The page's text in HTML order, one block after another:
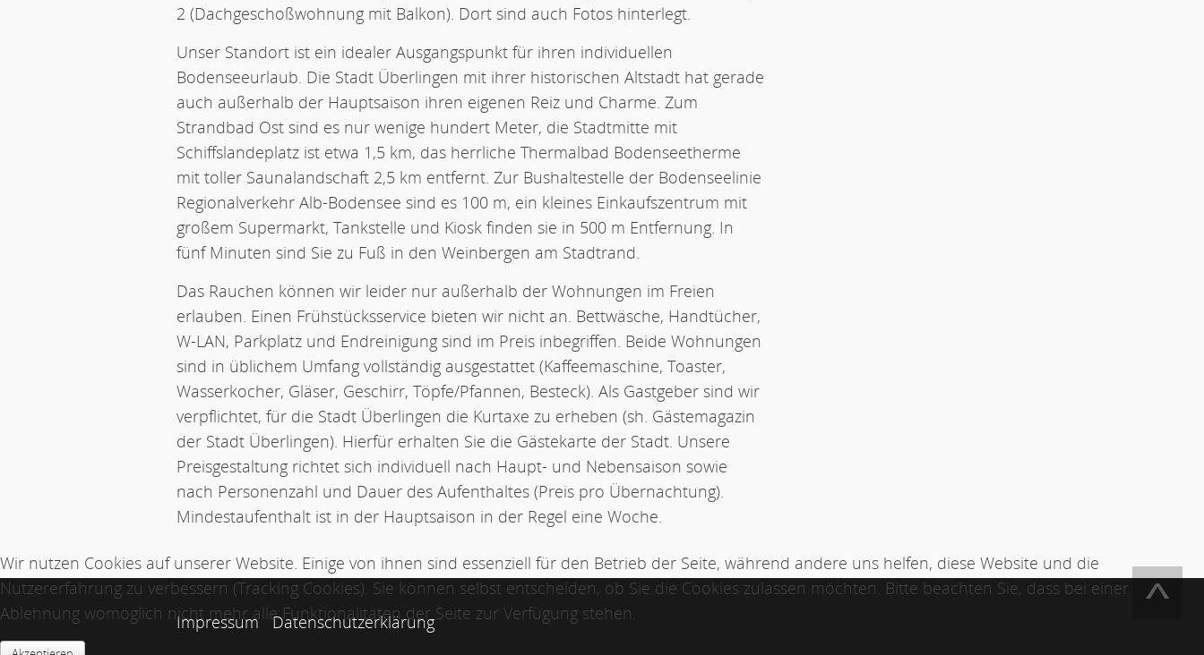
2 (Dachgeschoßwohnung mit Balkon). Dort sind auch Fotos hinterlegt.
Unser Standort ist ein idealer Ausgangspunkt für ihren individuellen
Bodenseeurlaub. Die Stadt Überlingen mit ihrer historischen Altstadt hat gerade
auch außerhalb der Hauptsaison ihren eigenen Reiz und Charme. Zum
Strandbad Ost sind es nur wenige hundert Meter, die Stadtmitte mit
Schiffslandeplatz ist etwa 1,5 km, das herrliche Thermalbad Bodenseetherme
mit toller Saunalandschaft 2,5 km entfernt. Zur Bushaltestelle der Bodenseelinie
Regionalverkehr Alb-Bodensee sind es 100 m, ein kleines Einkaufszentrum mit
großem Supermarkt, Tankstelle und Kiosk finden sie in 500 m Entfernung. In
fünf Minuten sind Sie zu Fuß in den Weinbergen am Stadtrand.
Das Rauchen können wir leider nur außerhalb der Wohnungen im Freien
erlauben. Einen Frühstücksservice bieten wir nicht an. Bettwäsche, Handtücher,
W-LAN, Parkplatz und Endreinigung sind im Preis inbegriffen. Beide Wohnungen
sind in üblichem Umfang vollständig ausgestattet (Kaffeemaschine, Toaster,
Wasserkocher, Gläser, Geschirr, Töpfe/Pfannen, Besteck). Als Gastgeber sind wir
verpflichtet, für die Stadt Überlingen die Kurtaxe zu erheben (sh. Gästemagazin
der Stadt Überlingen). Hierfür erhalten Sie die Gästekarte der Stadt. Unsere
Preisgestaltung richtet sich individuell nach Haupt- und Nebensaison sowie
nach Personenzahl und Dauer des Aufenthaltes (Preis pro Übernachtung).
Mindestaufenthalt ist in der Hauptsaison in der Regel eine Woche.
Impressum Datenschutzerklärung
Wir nutzen Cookies auf unserer Website. Einige von ihnen sind essenziell für den Betrieb der Seite, während andere uns helfen, diese Website und die
Nutzererfahrung zu verbessern (Tracking Cookies). Sie können selbst entscheiden, ob Sie die Cookies zulassen möchten. Bitte beachten Sie, dass bei einer
Ablehnung womöglich nicht mehr alle Funktionalitäten der Seite zur Verfügung stehen.